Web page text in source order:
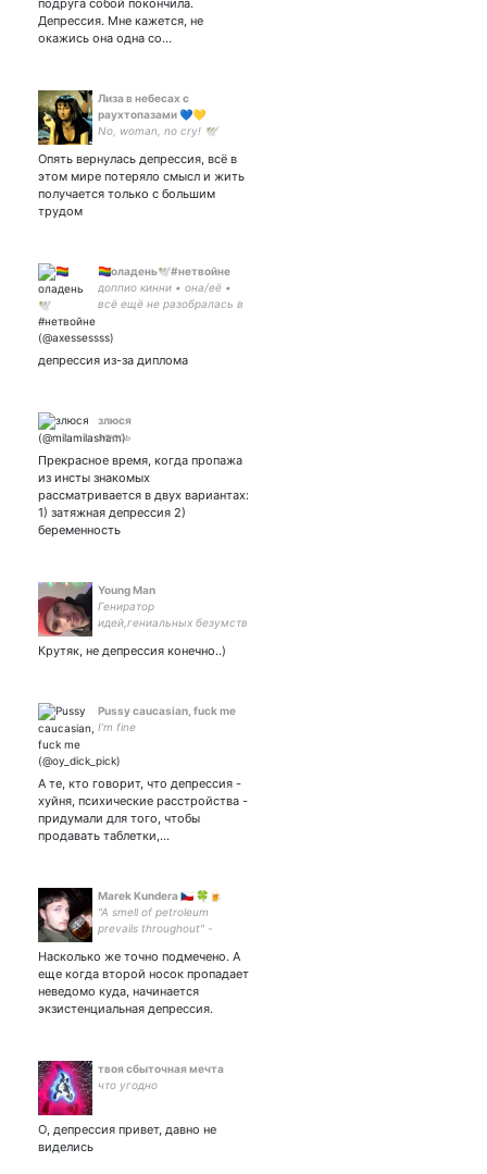
подруга собой покончила.
Депрессия. Мне кажется, не
окажись она одна со…
Лиза в небесах с
раухтопазами 💙💛
No, woman, no cry! 🕊
Опять вернулась депрессия, всё в
этом мире потеряло смысл и жить
получается только с большим
трудом
🏳️‍🌈оладень🕊️#нетвойне
доппио кинни • она/её •
всё ещё не разобралась в
сырки ⁎⁺˳✧༚ ❤️🇺🇦
депрессия из-за диплома
злюся
злюсь
Прекрасное время, когда пропажа
из инсты знакомых
рассматривается в двух вариантах:
1) затяжная депрессия 2)
беременность
Young Man
Гениратор
идей,гениальных безумств
сосед
Крутяк, не депрессия конечно..)
Pussy caucasian, fuck me
I’m fine
А те, кто говорит, что депрессия -
хуйня, психические расстройства -
придумали для того, чтобы
продавать таблетки,…
Marek Kundera 🇨🇿 🍀🍺
"A smell of petroleum
prevails throughout" -
Насколько же точно подмечено. А
еще когда второй носок пропадает
неведомо куда, начинается
экзистенциальная депрессия.
твоя сбыточная мечта
что угодно
О, депрессия привет, давно не
виделись